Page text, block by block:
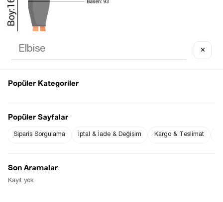
Notify Me When Available
✕
Popüler Kategoriler
Popüler Sayfalar
Sipariş Sorgulama İptal & İade & Değişim Kargo & Teslimat
Son Aramalar
Kayıt yok